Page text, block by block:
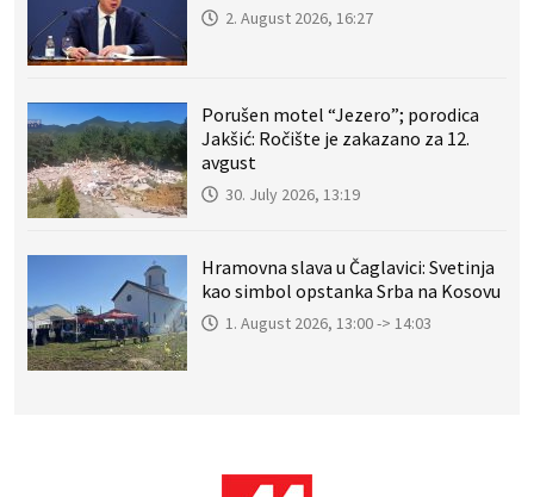
2. August 2026, 16:27
Porušen motel “Jezero”; porodica
Jakšić: Ročište je zakazano za 12.
avgust
30. July 2026, 13:19
Hramovna slava u Čaglavici: Svetinja
kao simbol opstanka Srba na Kosovu
1. August 2026, 13:00 -> 14:03